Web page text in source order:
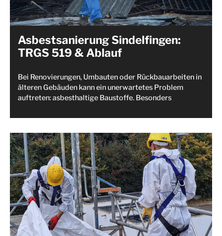
Asbestsanierung Sindelfingen:
TRGS 519 & Ablauf
Bei Renovierungen, Umbauten oder Rückbauarbeiten in
älteren Gebäuden kann ein unerwartetes Problem
auftreten: asbesthaltige Baustoffe. Besonders